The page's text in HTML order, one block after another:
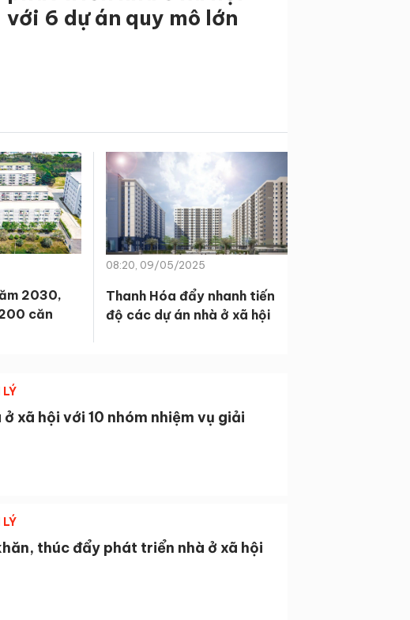
với 6 dự án quy mô lớn
2030,
căn
08:20, 09/05/2025
Thanh Hóa đẩy nhanh tiến
độ các dự án nhà ở xã hội
LÝ
xã hội với 10 nhóm nhiệm vụ giải
LÝ
thúc đẩy phát triển nhà ở xã hội